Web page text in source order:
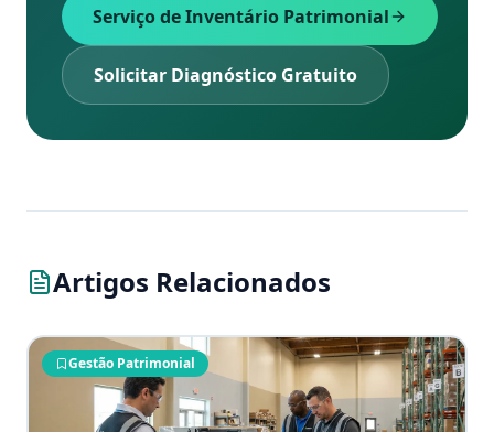
Serviço de Inventário Patrimonial
Solicitar Diagnóstico Gratuito
Artigos Relacionados
Gestão Patrimonial